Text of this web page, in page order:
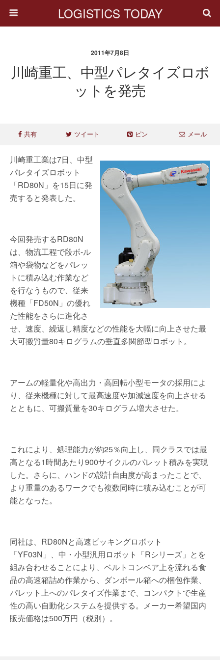
LOGISTICS TODAY
2011年7月8日
川崎重工、中型パレタイズロボ
ットを発売
共有 ツイート ピン メール
川崎重工業は7日、中型
パレタイズロボット
「RD80N」を15日に発
売すると発表した。
今回発売するRD80N
は、物流工程で段ボ-ル
箱や袋物などをパレッ
トに積み込む作業など
を行なうもので、従来
機種「FD50N」の優れ
た性能をさらに進化さ
せ、速度、繰返し精度などの性能を大幅に向上させた最
大可搬質量80キログラムの垂直多関節型ロボット。
アームの軽量化や高出力・高回転小型モータの採用によ
り、従来機種に対して最高速度や加減速度を向上させる
とともに、可搬質量を30キログラム増大させた。
これにより、処理能力が約25％向上し、同クラスでは最
高となる1時間あたり900サイクルのパレット積みを実現
した。さらに、ハンドの設計自由度が高まったことで、
より重量のあるワークでも複数同時に積み込むことが可
能となった。
同社は、RD80Nと高速ピッキングロボット
「YF03N」、中・小型汎用ロボット「Rシリーズ」とを
組み合わせることにより、ベルトコンベア上を流れる食
品の高速箱詰め作業から、ダンボール箱への梱包作業、
パレット上へのパレタイズ作業まで、コンパクトで生産
性の高い自動化システムを提供する。メーカー希望国内
販売価格は500万円（税別）。